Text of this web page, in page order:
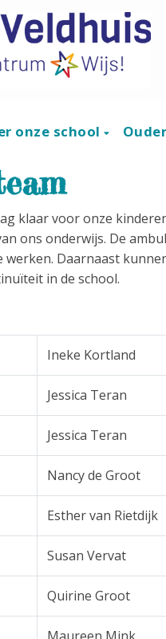
onze school
klaar voor onze
ons onderwijs. De
Daarnaast
in de school.
Ineke Kortland
Jessica Teran
Jessica Teran
Nancy de Groot
Esther van Rietdijk
Susan Vervat
Quirine Groot